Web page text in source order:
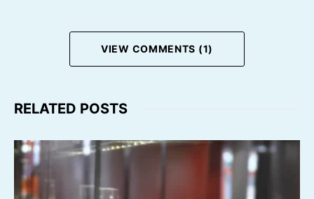
VIEW COMMENTS (1)
RELATED POSTS